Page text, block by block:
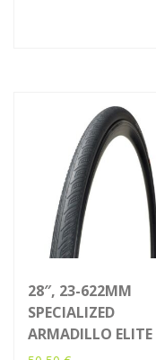
28″, 23-622MM
SPECIALIZED
ARMADILLO ELITE